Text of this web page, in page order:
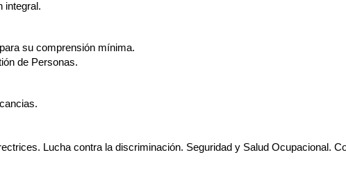
integral.
su comprensión mínima.
de Personas.
Lucha contra la discriminación. Seguridad y Salud Ocupacional.